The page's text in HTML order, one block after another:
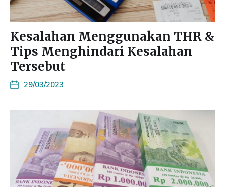
Kesalahan Menggunakan THR &
Tips Menghindari Kesalahan
Tersebut
29/03/2023